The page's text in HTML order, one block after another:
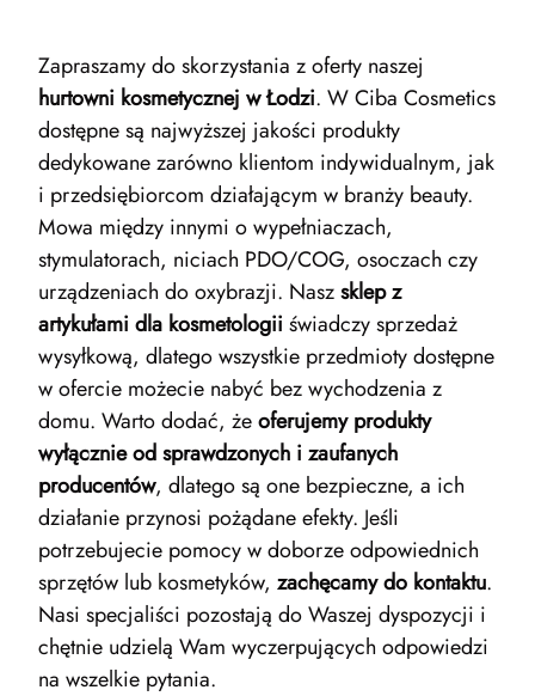
Zapraszamy do skorzystania z oferty naszej
hurtowni kosmetycznej w Łodzi. W Ciba Cosmetics
dostępne są najwyższej jakości produkty
dedykowane zarówno klientom indywidualnym, jak
i przedsiębiorcom działającym w branży beauty.
Mowa między innymi o wypełniaczach,
stymulatorach, niciach PDO/COG, osoczach czy
urządzeniach do oxybrazji. Naszsklep z
artykułami dla kosmetologii świadczy sprzedaż
wysyłkową, dlatego wszystkie przedmioty dostępne
w ofercie możecie nabyć bez wychodzenia z
domu. Warto dodać, żeoferujemy produkty
wyłącznie od sprawdzonych i zaufanych
producentów, dlatego są one bezpieczne, a ich
działanie przynosi pożądane efekty. Jeśli
potrzebujecie pomocy w doborze odpowiednich
sprzętów lub kosmetyków, zachęcamy do kontaktu.
Nasi specjaliści pozostają do Waszej dyspozycji i
chętnie udzielą Wam wyczerpujących odpowiedzi
na wszelkie pytania.